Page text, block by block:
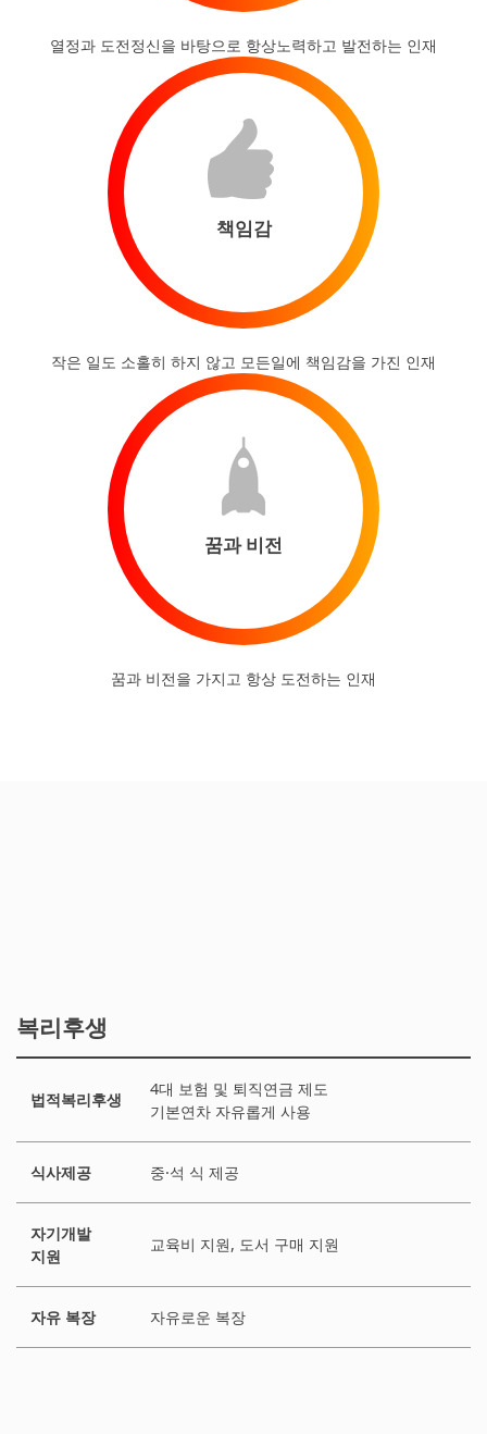
열정과 도전정신을 바탕으로 항상노력하고 발전하는 인재
책임감
작은 일도 소홀히 하지 않고 모든일에 책임감을 가진 인재
꿈과 비전
꿈과 비전을 가지고 항상 도전하는 인재
복리후생
법적복리후생
4대 보험 및 퇴직연금 제도
기본연차 자유롭게 사용
식사제공 중·석 식 제공
자기개발
지원
교육비 지원, 도서 구매 지원
자유 복장 자유로운 복장